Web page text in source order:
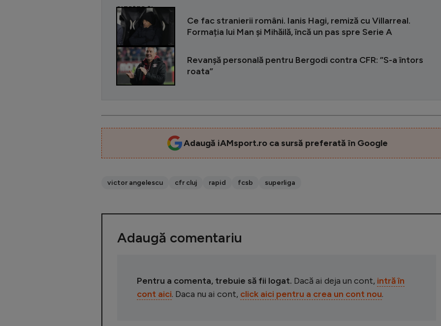
CITEȘTE ȘI
Ce fac stranierii români. Ianis Hagi, remiză cu Villarreal.
Formația lui Man și Mihăilă, încă un pas spre Serie A
Revanșă personală pentru Bergodi contra CFR: ”S-a întors
roata”
Adaugă iAMsport.ro ca sursă preferată în Google
victor angelescu cfr cluj rapid fcsb superliga
Adaugă comentariu
Pentru a comenta, trebuie să fii logat. Dacă ai deja un cont, intră în
cont aici. Daca nu ai cont, click aici pentru a crea un cont nou.